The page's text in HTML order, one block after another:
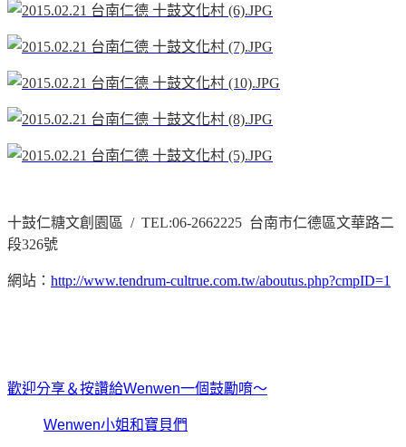
十鼓仁糖文創園區 / TEL:06-2662225 台南市仁德區文華路二
段326號
網站： http://www.tendrum-cultrue.com.tw/aboutus.php?cmpID=1
歡迎分享＆按讚給Wenwen一個鼓勵唷～
Wenwen小姐和寶貝們